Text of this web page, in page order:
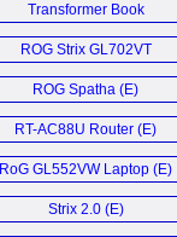
Transformer Book
T101HA (D)
ROG Strix GL702VT
Notebook (E)
ROG Spatha (E)
RT-AC88U Router (E)
RoG GL552VW Laptop (E)
Strix 2.0 (E)